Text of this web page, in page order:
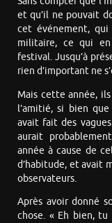
et qu’il ne pouvait
cet événement,
militaire, ce qui
festival. Jusqu’à
rien d’important ne
Mais cette année,
l’amitié, si bien
avait fait des
aurait
année à cause de
d’habitude, et avait
observateurs.
Après avoir donné
chose. « Eh bien,